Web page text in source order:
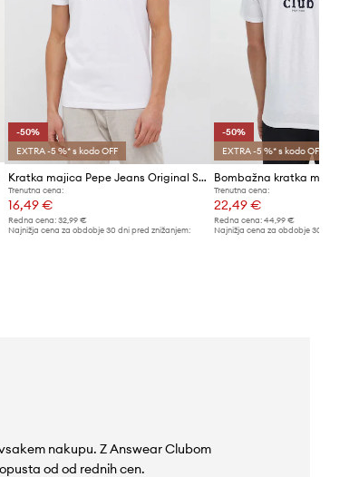
-50%
EXTRA -5 %* s kodo OFF
Kratka majica Pepe Jeans Original Stretch N
Trenutna cena:
16,49 €
Redna cena:32,99 €
Najnižja cena za obdobje 30 dni pred znižanjem:
-50%
EXTRA -5 %* s kodo OFF
Trenutna cena:
22,49 €
Redna cena: 44,99 €
Najnižja cena za obdobje 30 dni pred
nakupu. Z Answear Clubom
od od rednih cen.